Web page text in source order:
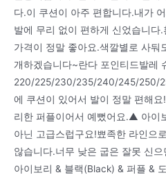
다.이 쿠션이 아주 편합니다.내가
발에 무리 없이 편하게 신었습니다
가격이 정말 좋아요.색깔별로 사둬
개하겠습니다~란다 포인티드발레
220/225/230/235/240/245/250/
에 쿠션이 있어서 발이 정말 편해
리한 퍼플이어서 예뻤어요.▲ 아이
아닌 고급스럽구요!뾰족한 라인으
않습니다.너무 낮은 굽은 잘못 신
아이보리 & 블랙(Black) & 퍼플 &